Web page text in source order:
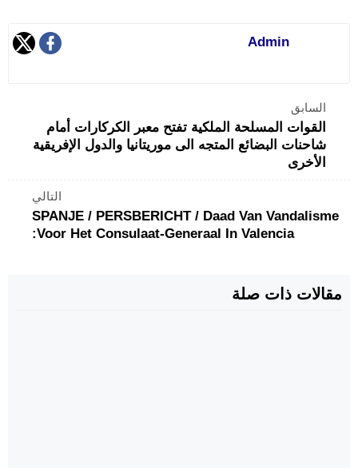
Admin
السابق
القوات المسلحة الملكية تفتح معبر الكركارات أمام
شاحنات البضائع المتجه الى موريتانيا والدول الإفريقية
الأخرى
التالي
SPANJE / PERSBERICHT / Daad Van Vandalisme
Voor Het Consulaat-Generaal In Valencia:
مقالات ذات صلة